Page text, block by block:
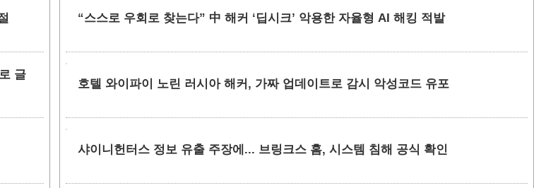
글
“스스로 우회로 찾는다” 中 해커 ‘딥시크’ 악용한 자율형 AI 해킹 적발
호텔 와이파이 노린 러시아 해커, 가짜 업데이트로 감시 악성코드 유포
샤이니헌터스 정보 유출 주장에... 브링크스 홈, 시스템 침해 공식 확인